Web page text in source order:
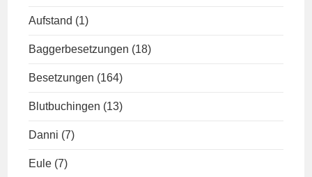
Aufstand (1)
Baggerbesetzungen (18)
Besetzungen (164)
Blutbuchingen (13)
Danni (7)
Eule (7)